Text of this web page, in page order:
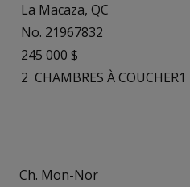
La Macaza, QC
No. 21967832
245 000 $
2 CHAMBRES À COUCHER1
Ch. Mon-Nor